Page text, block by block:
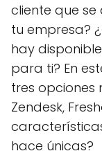
cliente que
tu empresa?
hay
para ti? En
tres opciones
Zendesk,
hace únicas?